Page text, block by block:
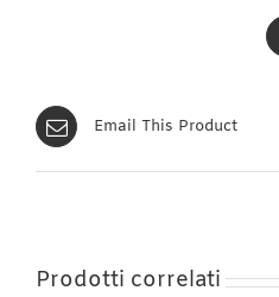
Email This Product
Prodotti correlati